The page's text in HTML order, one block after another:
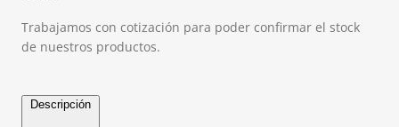
Trabajamos con cotización para poder confirmar el stock
de nuestros productos.
Descripción